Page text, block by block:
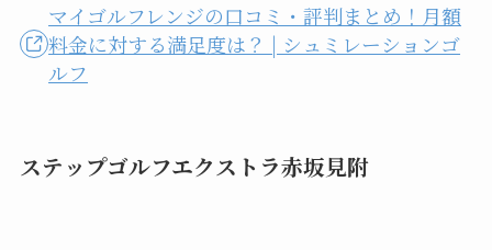
マイゴルフレンジの口コミ・評判まとめ！月額
料金に対する満足度は？ | シュミレーションゴ
ルフ
ステップゴルフエクストラ赤坂見附